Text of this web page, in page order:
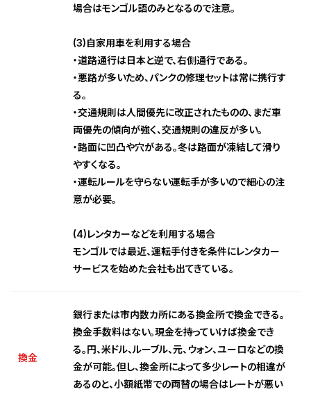
場合はモンゴル語のみとなるので注意。
(3)自家用車を利用する場合
・道路通行は日本と逆で、右側通行である。
・悪路が多いため、パンクの修理セットは常に携行す
る。
・交通規則は人間優先に改正されたものの、まだ車
両優先の傾向が強く、交通規則の違反が多い。
・路面に凹凸や穴がある。冬は路面が凍結して滑り
やすくなる。
・運転ルールを守らない運転手が多いので細心の注
意が必要。
(4)レンタカーなどを利用する場合
モンゴルでは最近、運転手付きを条件にレンタカー
サービスを始めた会社も出てきている。
換金
銀行または市内数カ所にある換金所で換金できる。
換金手数料はない。現金を持っていけば換金でき
る。円、米ドル、ルーブル、元、ウォン、ユーロなどの換
金が可能。但し、換金所によって多少レートの相違が
あるのと、小額紙幣での両替の場合はレートが悪い